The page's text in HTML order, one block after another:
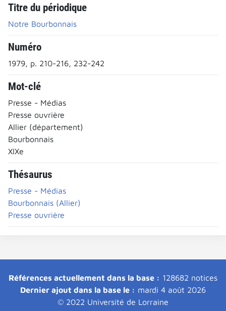
Titre du périodique
Notre Bourbonnais
Numéro
1979, p. 210-216, 232-242
Mot-clé
Presse - Médias
Presse ouvrière
Allier (département)
Bourbonnais
XIXe
Thésaurus
Presse - Médias
Bourbonnais (Allier)
Presse ouvrière
Références actuellement dans la base : 128682 notices
Dernier ajout dans la base le : mardi 4 août 2026
© 2022 Université de Lorraine